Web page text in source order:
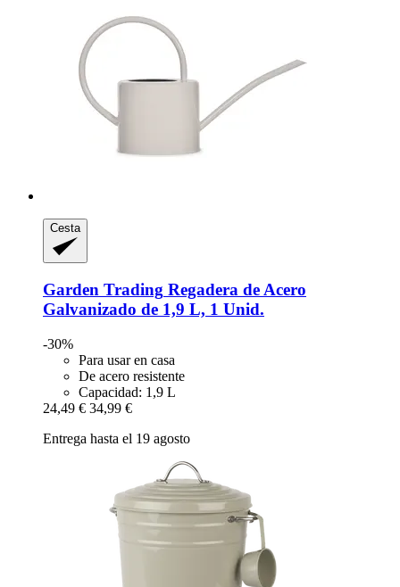
Cesta
Garden Trading Regadera de Acero
Galvanizado de 1,9 L, 1 Unid.
-30%
Para usar en casa
De acero resistente
Capacidad: 1,9 L
24,49 € 34,99 €
Entrega hasta el 19 agosto